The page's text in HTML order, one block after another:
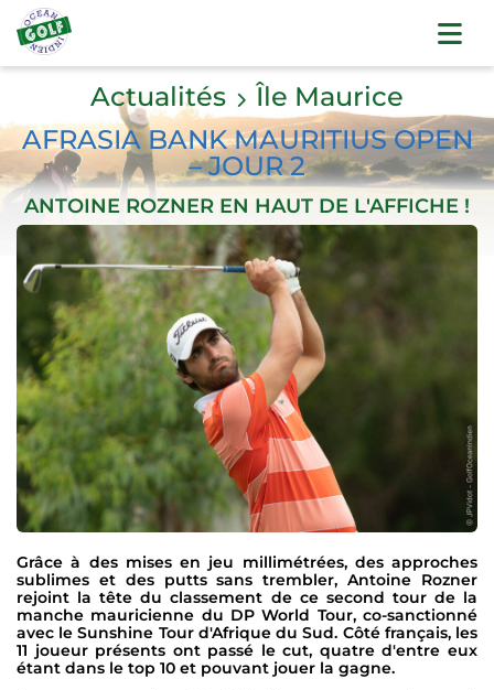
Actualités
Île Maurice
AFRASIA BANK MAURITIUS OPEN
– JOUR 2
ANTOINE ROZNER EN HAUT DE L'AFFICHE !
Grâce à des mises en jeu millimétrées, des approches
sublimes et des putts sans trembler, Antoine Rozner
rejoint la tête du classement de ce second tour de la
manche mauricienne du DP World Tour, co-sanctionné
avec le Sunshine Tour d'Afrique du Sud. Côté français, les
11 joueur présents ont passé le cut, quatre d'entre eux
étant dans le top 10 et pouvant jouer la gagne.